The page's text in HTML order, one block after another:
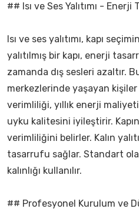
## Isı ve Ses Yalıtımı - Enerji
Isı ve ses yalıtımı, kapı
yalıtılmış bir kapı, enerji
zamanda dış sesleri azaltır.
merkezlerinde yaşayan
verimliliği, yıllık enerji
uyku kalitesini iyileştirir.
verimliliğini belirler. Kalın
tasarrufu sağlar. Standart
kalınlığı kullanılır.
## Profesyonel Kurulum ve